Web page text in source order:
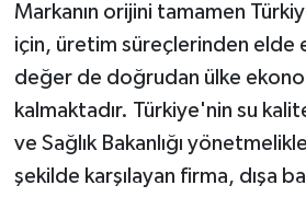
Markanın orijini tamamen
için, üretim süreçlerinden elde
değer de doğrudan ülke
kalmaktadır. Türkiye'nin su
ve Sağlık Bakanlığı
şekilde karşılayan firma, dışa